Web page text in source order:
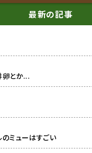
最新の記事
卵とか...
ミューはすごい